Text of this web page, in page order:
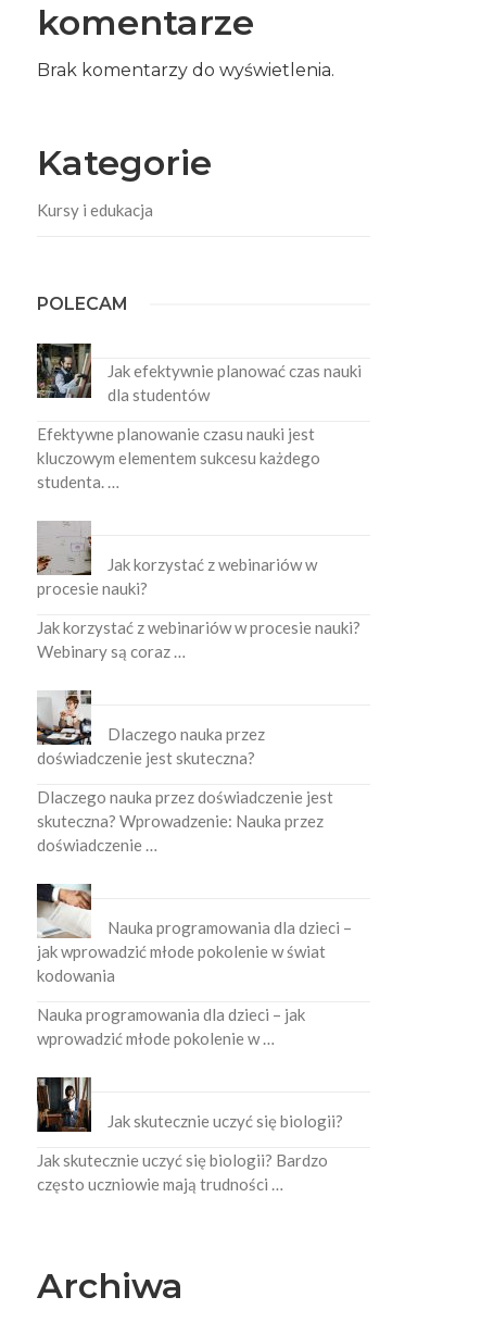
komentarze
Brak komentarzy do wyświetlenia.
Kategorie
Kursy i edukacja
POLECAM
Jak efektywnie planować czas nauki
dla studentów
Efektywne planowanie czasu nauki jest
kluczowym elementem sukcesu każdego
studenta. …
Jak korzystać z webinariów w
procesie nauki?
Jak korzystać z webinariów w procesie nauki?
Webinary są coraz …
Dlaczego nauka przez
doświadczenie jest skuteczna?
Dlaczego nauka przez doświadczenie jest
skuteczna? Wprowadzenie: Nauka przez
doświadczenie …
Nauka programowania dla dzieci –
jak wprowadzić młode pokolenie w świat
kodowania
Nauka programowania dla dzieci – jak
wprowadzić młode pokolenie w …
Jak skutecznie uczyć się biologii?
Jak skutecznie uczyć się biologii? Bardzo
często uczniowie mają trudności …
Archiwa